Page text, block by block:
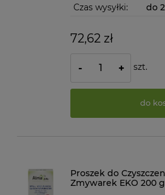
Czas wysyłki:
do
72,62 zł
- + szt.
do
Proszek do
Zmywarek EKO 200